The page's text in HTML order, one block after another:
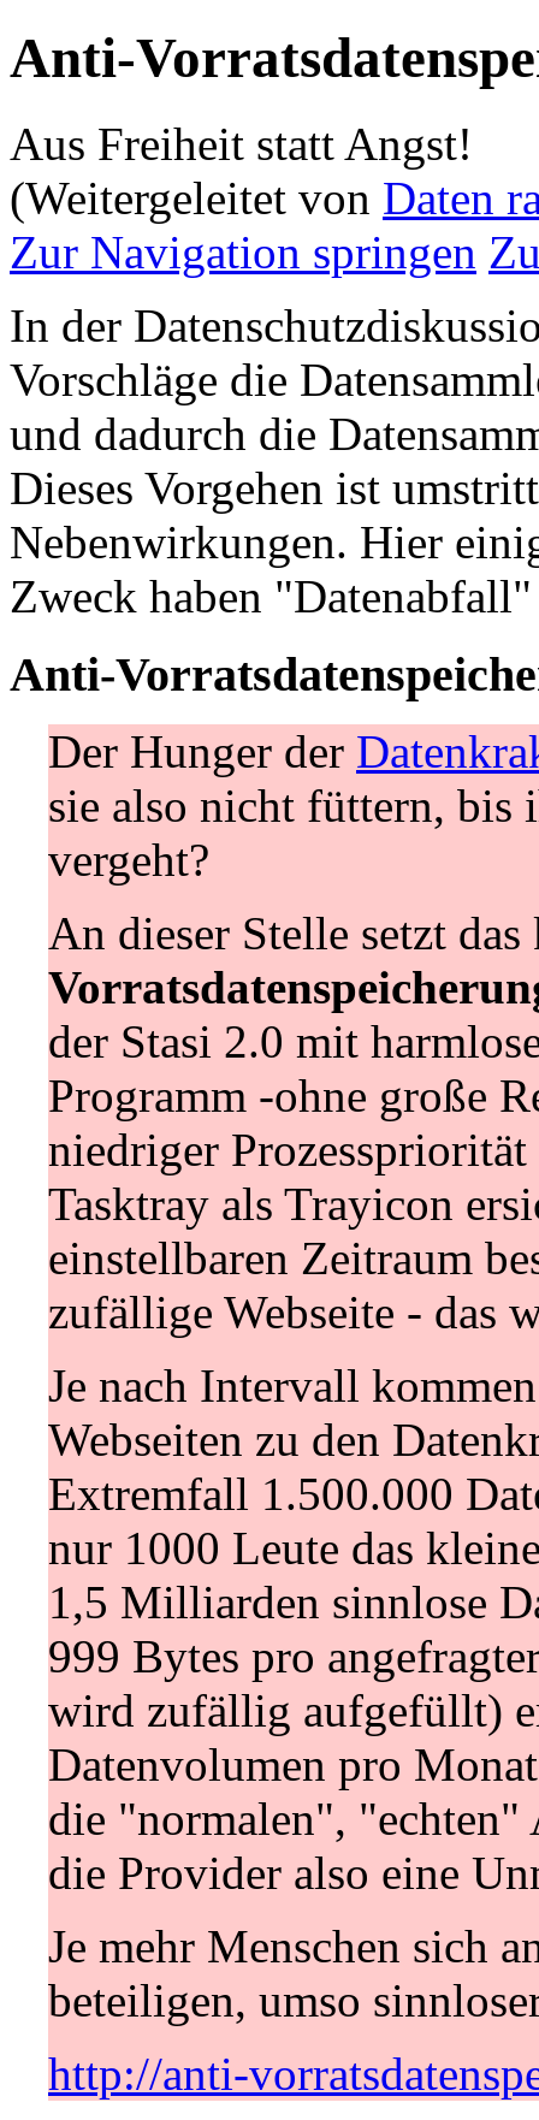
Anti-
Aus Freiheit statt Angst!
(Weitergeleitet von Daten
Zur Navigation springen
In der
Vorschläge die
und dadurch die
Dieses Vorgehen ist
Nebenwirkungen. Hier
Zweck haben
Anti-
Der Hunger der
sie also nicht füttern, bis
vergeht?
An dieser Stelle setzt
der Stasi 2.0 mit
Programm -ohne große
niedriger
Tasktray als Trayicon
einstellbaren Zeitraum
zufällige Webseite - das
Je nach Intervall
Webseiten zu den
Extremfall 1.500.000
nur 1000 Leute das
1,5 Milliarden sinnlose
999 Bytes pro
wird zufällig aufgefüllt)
Datenvolumen pro
die "normalen", "echten"
die Provider also eine
Je mehr Menschen sich
beteiligen, umso
http://anti-